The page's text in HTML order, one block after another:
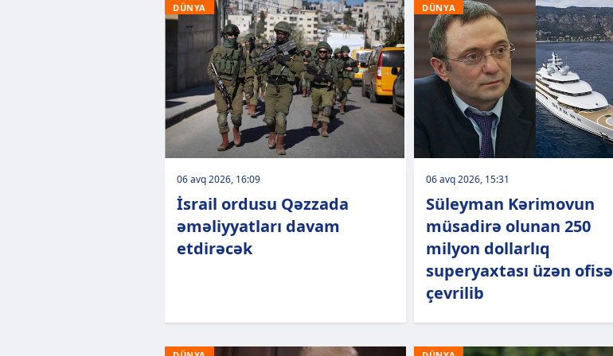
DÜNYA
06 avq 2026, 16:09
İsrail ordusu Qəzzada
əməliyyatları davam
etdirəcək
DÜNYA
06 avq 2026, 15:31
Süleyman Kərimovun
müsadirə olunan 250
milyon dollarlıq
superyaxtası üzən ofisə
çevrilib